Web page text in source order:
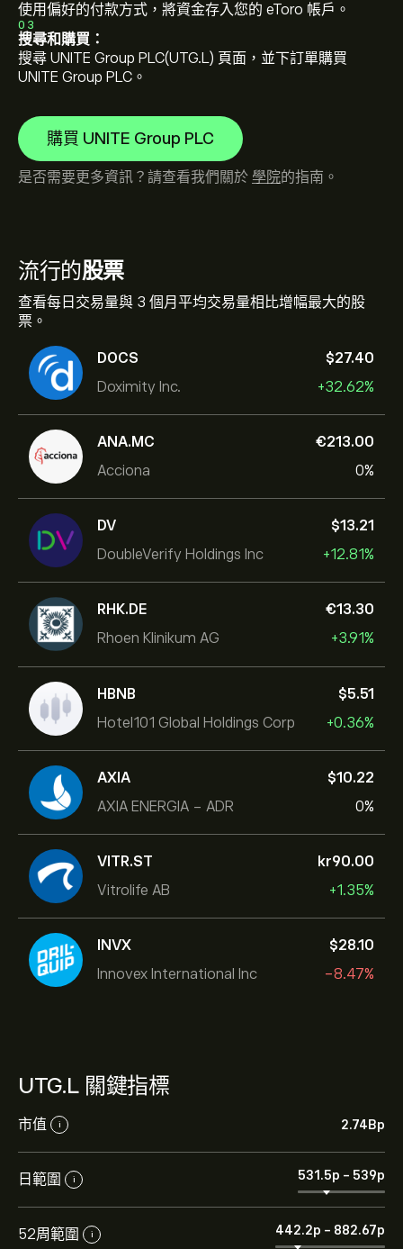
流行的股票
查看每日交易量與 3 個月平均交易量相比增幅最大的股
票。
DOCS
Doximity Inc.
‎$‎27.40
+32.62%
ANA.MC
Acciona
‎€‎213.00
0%
DV
DoubleVerify Holdings Inc
‎$‎13.21
+12.81%
RHK.DE
Rhoen Klinikum AG
‎€‎13.30
+3.91%
HBNB
Hotel101 Global Holdings Corp
‎$‎5.51
+0.36%
AXIA
AXIA ENERGIA - ADR
‎$‎10.22
0%
VITR.ST
Vitrolife AB
‎kr‎90.00
+1.35%
INVX
Innovex International Inc
‎$‎28.10
-8.47%
UTG.L 關鍵指標
市值 i 2.74B‎p‎
日範圍 i 531.5‎p‎ - 539‎p‎
52周範圍 i 442.2‎p‎ - 882.67‎p‎
使用偏好的付款方式，將資金存入您的 eToro 帳戶。
03
搜尋和購買：
搜尋 UNITE Group PLC(UTG.L) 頁面，並下訂單購買
UNITE Group PLC。
購買 UNITE Group PLC
是否需要更多資訊？請查看我們關於 學院的指南。